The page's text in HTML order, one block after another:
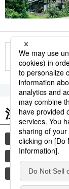
注目のキ
共同通信ニュース
災害
地震
環境・自然・生物